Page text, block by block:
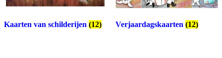
Kaarten van schilderijen (12) Verjaardagskaarten (12)